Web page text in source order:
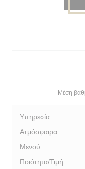
Μέση
Υπηρεσία
Ατμόσφαιρα
Μενού
Ποιότητα/Τιμή